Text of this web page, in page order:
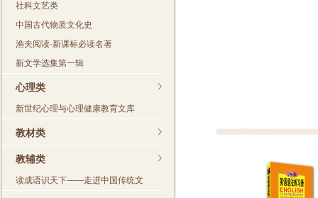
社科文艺类
中国古代物质文化史
渔夫阅读·新课标必读名著
新文学选集第一辑
心理类
新世纪心理与心理健康教育文库
教材类
教辅类
读成语识天下——走进中国传统文